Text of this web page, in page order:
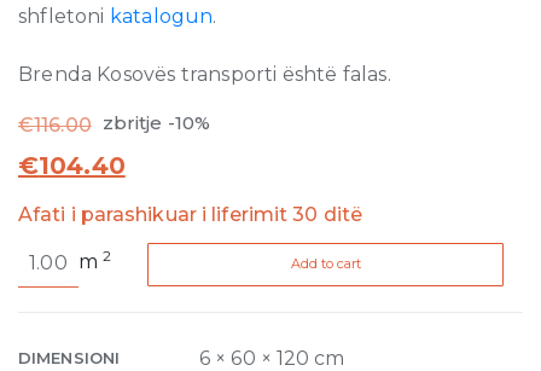
shfletoni katalogun.
Brenda Kosovës transporti është falas.
€116.00 zbritje -10%
€104.40
Afati i parashikuar i liferimit 30 ditë
Base
6mm
m2 Add to cart
DIMENSIONI 6 × 60 × 120 cm